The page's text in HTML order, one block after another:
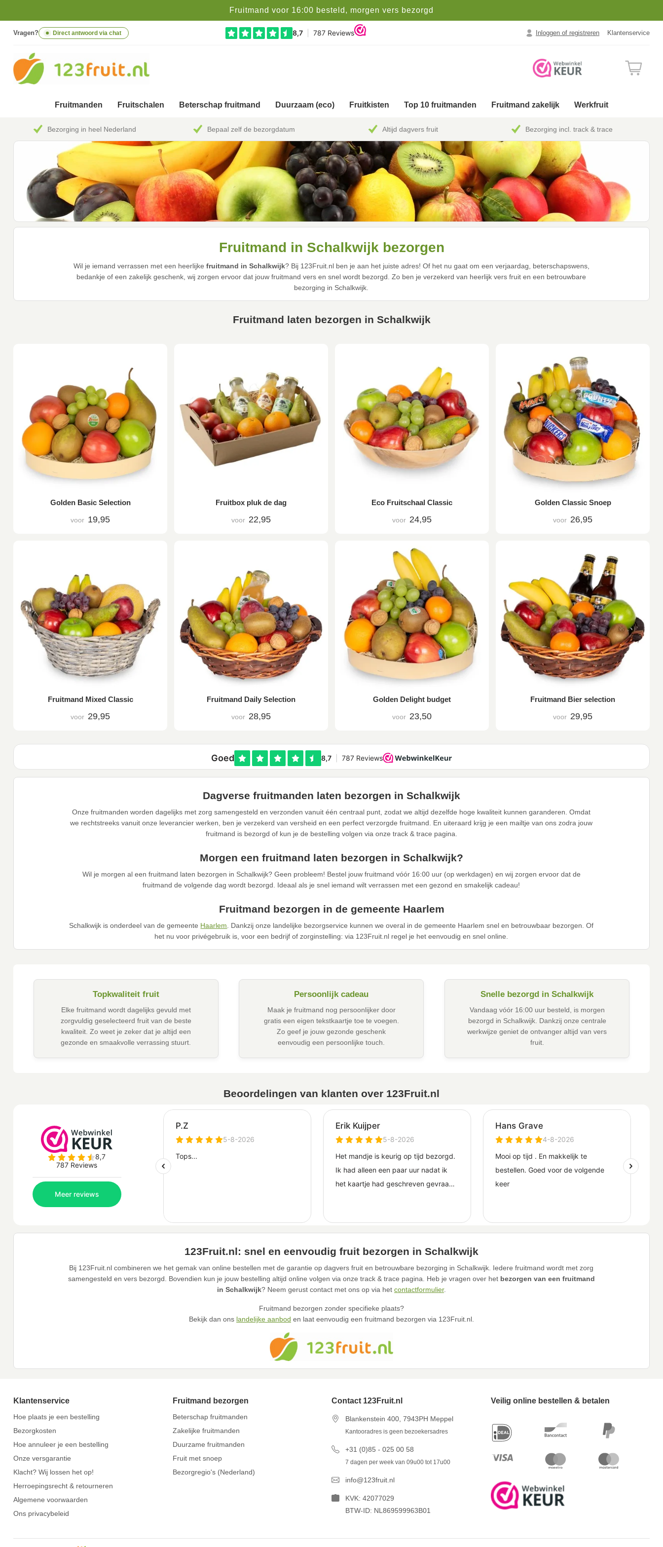
Fruitmand voor 16:00 besteld, morgen vers bezorgd
Vragen? Direct antwoord via chat Inloggen of registreren Klantenservice
Fruitmanden Fruitschalen Beterschap fruitmand Duurzaam (eco) Fruitkisten Top 10 fruitmanden Fruitmand zakelijk Werkfruit
Bezorging in heel Nederland Bepaal zelf de bezorgdatum Altijd dagvers fruit Bezorging incl. track & trace
Fruitmand in Schalkwijk bezorgen
Wil je iemand verrassen met een heerlijke fruitmand in Schalkwijk? Bij 123Fruit.nl ben je aan het juiste adres! Of het nu gaat om een verjaardag, beterschapswens,
bedankje of een zakelijk geschenk, wij zorgen ervoor dat jouw fruitmand vers en snel wordt bezorgd. Zo ben je verzekerd van heerlijk vers fruit en een betrouwbare
bezorging in Schalkwijk.
Fruitmand laten bezorgen in Schalkwijk
Golden Basic Selection
voor 19,95
Fruitbox pluk de dag
voor 22,95
Eco Fruitschaal Classic
voor 24,95
Golden Classic Snoep
voor 26,95
Fruitmand Mixed Classic
voor 29,95
Fruitmand Daily Selection
voor 28,95
Golden Delight budget
voor 23,50
Fruitmand Bier selection
voor 29,95
Dagverse fruitmanden laten bezorgen in Schalkwijk
Onze fruitmanden worden dagelijks met zorg samengesteld en verzonden vanuit één centraal punt, zodat we altijd dezelfde hoge kwaliteit kunnen garanderen. Omdat
we rechtstreeks vanuit onze leverancier werken, ben je verzekerd van versheid en een perfect verzorgde fruitmand. En uiteraard krijg je een mailtje van ons zodra jouw
fruitmand is bezorgd of kun je de bestelling volgen via onze track & trace pagina.
Morgen een fruitmand laten bezorgen in Schalkwijk?
Wil je morgen al een fruitmand laten bezorgen in Schalkwijk? Geen probleem! Bestel jouw fruitmand vóór 16:00 uur (op werkdagen) en wij zorgen ervoor dat de
fruitmand de volgende dag wordt bezorgd. Ideaal als je snel iemand wilt verrassen met een gezond en smakelijk cadeau!
Fruitmand bezorgen in de gemeente Haarlem
Schalkwijk is onderdeel van de gemeente Haarlem. Dankzij onze landelijke bezorgservice kunnen we overal in de gemeente Haarlem snel en betrouwbaar bezorgen. Of
het nu voor privégebruik is, voor een bedrijf of zorginstelling: via 123Fruit.nl regel je het eenvoudig en snel online.
Topkwaliteit fruit
Elke fruitmand wordt dagelijks gevuld met
zorgvuldig geselecteerd fruit van de beste
kwaliteit. Zo weet je zeker dat je altijd een
gezonde en smaakvolle verrassing stuurt.
Persoonlijk cadeau
Maak je fruitmand nog persoonlijker door
gratis een eigen tekstkaartje toe te voegen.
Zo geef je jouw gezonde geschenk
eenvoudig een persoonlijke touch.
Snelle bezorgd in Schalkwijk
Vandaag vóór 16:00 uur besteld, is morgen
bezorgd in Schalkwijk. Dankzij onze centrale
werkwijze geniet de ontvanger altijd van vers
fruit.
Beoordelingen van klanten over 123Fruit.nl
123Fruit.nl: snel en eenvoudig fruit bezorgen in Schalkwijk
Bij 123Fruit.nl combineren we het gemak van online bestellen met de garantie op dagvers fruit en betrouwbare bezorging in Schalkwijk. Iedere fruitmand wordt met zorg
samengesteld en vers bezorgd. Bovendien kun je jouw bestelling altijd online volgen via onze track & trace pagina. Heb je vragen over het bezorgen van een fruitmand
in Schalkwijk? Neem gerust contact met ons op via het contactformulier.
Fruitmand bezorgen zonder specifieke plaats?
Bekijk dan ons landelijke aanbod en laat eenvoudig een fruitmand bezorgen via 123Fruit.nl.
Klantenservice
Hoe plaats je een bestelling
Bezorgkosten
Hoe annuleer je een bestelling
Onze versgarantie
Klacht? Wij lossen het op!
Herroepingsrecht & retourneren
Algemene voorwaarden
Ons privacybeleid
Fruitmand bezorgen
Beterschap fruitmanden
Zakelijke fruitmanden
Duurzame fruitmanden
Fruit met snoep
Bezorgregio's (Nederland)
Contact 123Fruit.nl
Blankenstein 400, 7943PH Meppel
Kantooradres is geen bezoekersadres
+31 (0)85 - 025 00 58
7 dagen per week van 09u00 tot 17u00
info@123fruit.nl
KVK: 42077029
BTW-ID: NL869599963B01
Veilig online bestellen & betalen